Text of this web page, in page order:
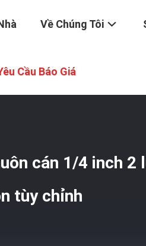
Về Chúng Tôi
Cầu Báo Giá
Các Bit Router
cán 1/4 inch 2
tùy chỉnh